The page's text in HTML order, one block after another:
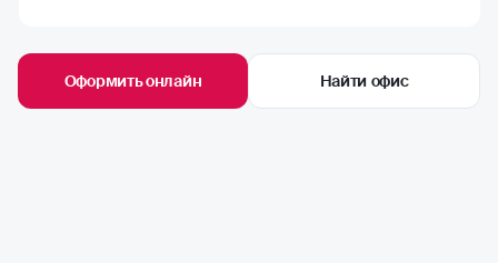
Оформить онлайн Найти офис